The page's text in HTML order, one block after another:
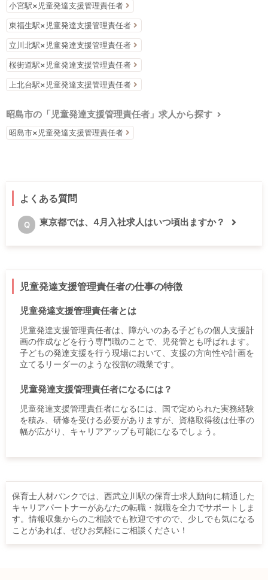
小宮駅×児童発達支援管理責任者
東福生駅×児童発達支援管理責任者
立川北駅×児童発達支援管理責任者
桜街道駅×児童発達支援管理責任者
上北台駅×児童発達支援管理責任者
昭島市の「児童発達支援管理責任者」求人から探す
昭島市×児童発達支援管理責任者
よくある質問
Q 東京都では、4月入社求人はいつ頃出ますか？
児童発達支援管理責任者の仕事の特徴
児童発達支援管理責任者とは
児童発達支援管理責任者は、障がいのある子どもの個人支援計
画の作成などを行う専門職のことで、児発管とも呼ばれます。
子どもの発達支援を行う現場において、支援の方向性や計画を
立てるリーダーのような役割の職業です。
児童発達支援管理責任者になるには？
児童発達支援管理責任者になるには、国で定められた実務経験
を積み、研修を受ける必要がありますが、資格取得後は仕事の
幅が広がり、キャリアアップも可能になるでしょう。
保育士人材バンクでは、西武立川駅の保育士求人動向に精通した
キャリアパートナーがあなたの転職・就職を全力でサポートしま
す。情報収集からのご相談でも歓迎ですので、少しでも気になる
ことがあれば、ぜひお気軽にご相談ください！